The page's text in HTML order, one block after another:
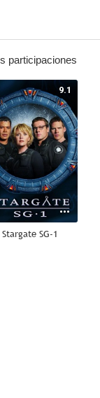
participaciones
9.1
Stargate SG-1